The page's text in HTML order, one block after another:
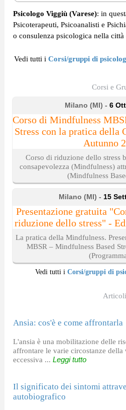
Psicologo Viggiù (Varese): in
Psicoterapeuti, Psicoanalisti e
o consulenza psicologica nella
Vedi tutti i Corsi/gruppi di
Corsi e
Milano (MI) -6
Corso di Mindfulness
Stress con la pratica della
Autunno
Corso di riduzione dello stress
consapevolezza (Mindfulness)
(Mindfulness
Milano (MI) - 15
Presentazione gratuita
riduzione dello stress" -
La pratica della Mindfulness.
MBSR – Mindfulness Based
Vedi tutti iCorsi/gruppi di
Articoli
Ansia: cos'è e come affrontarla
L'ansia è una mobilitazione delle
affrontare le varie circostanze della
eccessiva ... Leggi tutto
Il significato dei sintomi
autobiografico